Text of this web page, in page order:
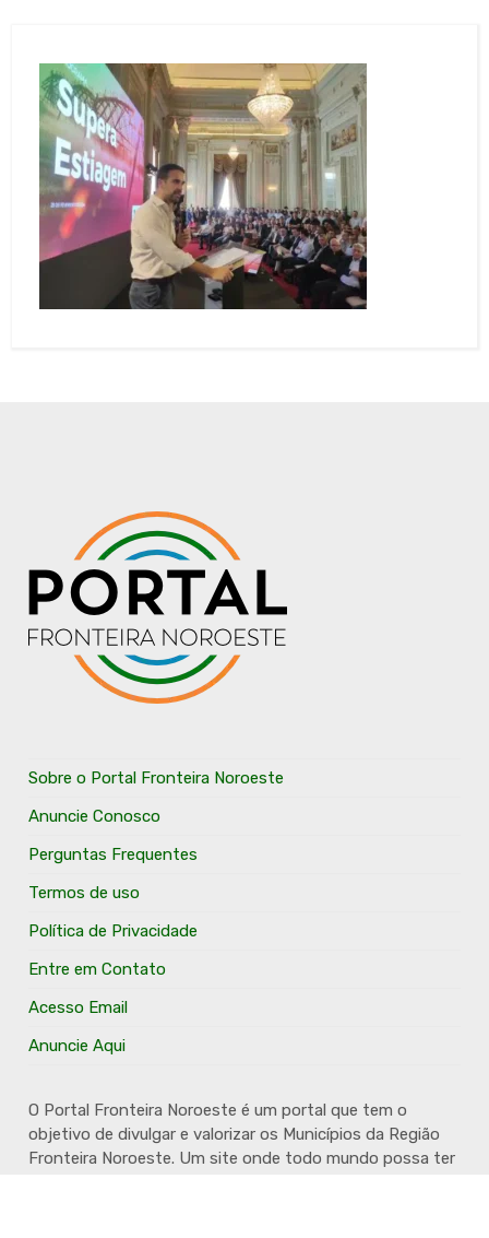
Sobre o Portal Fronteira Noroeste
Anuncie Conosco
Perguntas Frequentes
Termos de uso
Política de Privacidade
Entre em Contato
Acesso Email
Anuncie Aqui
O Portal Fronteira Noroeste é um portal que tem o
objetivo de divulgar e valorizar os Municípios da Região
Fronteira Noroeste. Um site onde todo mundo possa ter